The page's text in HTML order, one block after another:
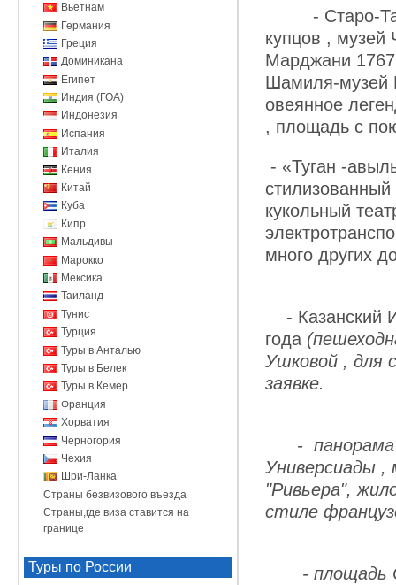
- Старо-
купцов ,
Марджани 1767
Шамиля-музей
овеянное
, площадь с
- «Туган -
кукольный
много других
- Казанский
года
Ушковой , для
заявке.
- панорама
Универсиады ,
"Ривьера",
стиле
- площадь
Вьетнам
Германия
Греция
Доминикана
Египет
Индия (ГОА)
Индонезия
Испания
Италия
Кения
Китай
Куба
Кипр
Мальдивы
Марокко
Мексика
Таиланд
Тунис
Турция
Туры в Анталью
Туры в Белек
Туры в Кемер
Франция
Хорватия
Черногория
Чехия
Шри-Ланка
Страны безвизового въезда
Страны,где виза ставится на
границе
Туры по России